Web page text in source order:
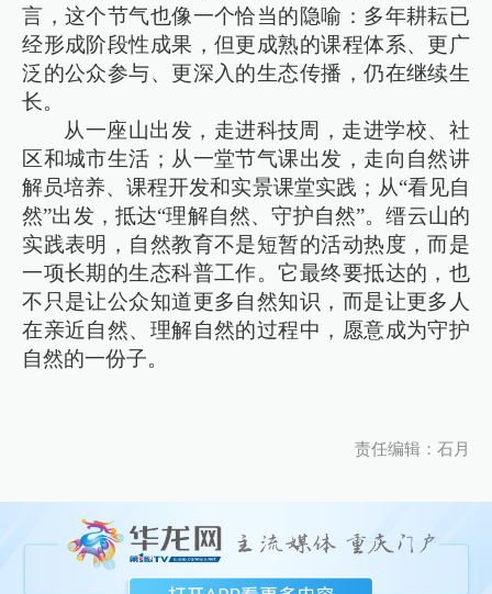
言，这个节气也像一个恰当的隐喻：多年耕耘已
经形成阶段性成果，但更成熟的课程体系、更广
泛的公众参与、更深入的生态传播，仍在继续生
长。
从一座山出发，走进科技周，走进学校、社
区和城市生活；从一堂节气课出发，走向自然讲
解员培养、课程开发和实景课堂实践；从“看见自
然”出发，抵达“理解自然、守护自然”。缙云山的
实践表明，自然教育不是短暂的活动热度，而是
一项长期的生态科普工作。它最终要抵达的，也
不只是让公众知道更多自然知识，而是让更多人
在亲近自然、理解自然的过程中，愿意成为守护
自然的一份子。
责任编辑：石月